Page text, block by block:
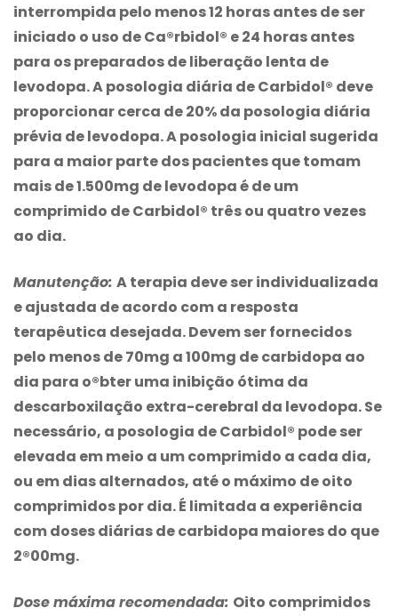
interrompida pelo menos 12 horas antes de ser
iniciado o uso de Ca®rbidol® e 24 horas antes
para os preparados de liberação lenta de
levodopa. A posologia diária de Carbidol® deve
proporcionar cerca de 20% da posologia diária
prévia de levodopa. A posologia inicial sugerida
para a maior parte dos pacientes que tomam
mais de 1.500mg de levodopa é de um
comprimido de Carbidol® três ou quatro vezes
ao dia.
Manutenção: A terapia deve ser individualizada
e ajustada de acordo com a resposta
terapêutica desejada. Devem ser fornecidos
pelo menos de 70mg a 100mg de carbidopa ao
dia para o®bter uma inibição ótima da
descarboxilação extra-cerebral da levodopa. Se
necessário, a posologia de Carbidol® pode ser
elevada em meio a um comprimido a cada dia,
ou em dias alternados, até o máximo de oito
comprimidos por dia. É limitada a experiência
com doses diárias de carbidopa maiores do que
2®00mg.
Dose máxima recomendada: Oito comprimidos